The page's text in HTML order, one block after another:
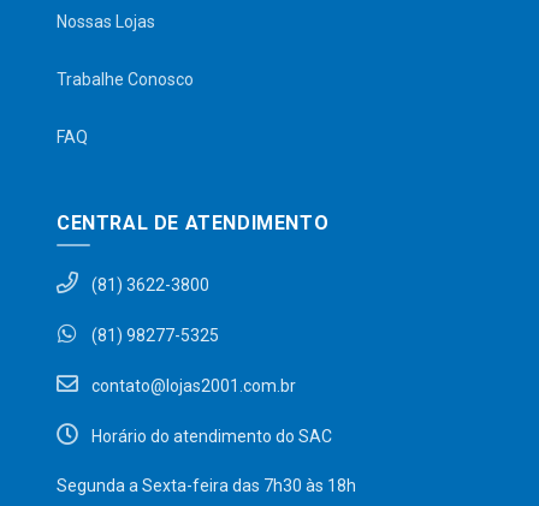
Nossas Lojas
Trabalhe Conosco
FAQ
CENTRAL DE ATENDIMENTO
(81) 3622-3800
(81) 98277-5325
contato@lojas2001.com.br
Horário do atendimento do SAC
Segunda a Sexta-feira das 7h30 às 18h